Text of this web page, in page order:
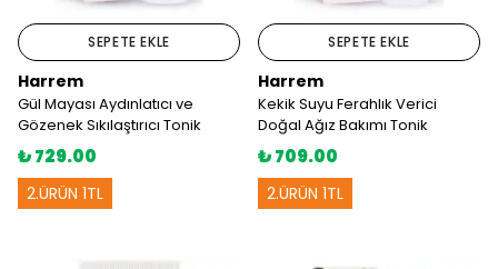
SEPETE EKLE
Harrem
Gül Mayası Aydınlatıcı ve
Gözenek Sıkılaştırıcı Tonik
₺ 729.00
2.ÜRÜN 1TL
SEPETE EKLE
Harrem
Kekik Suyu Ferahlık Verici
Doğal Ağız Bakımı Tonik
₺ 709.00
2.ÜRÜN 1TL